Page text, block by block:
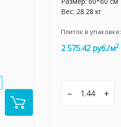
Вес: 28.28 кг
Плиток в упаковке:
2 575.42 руб./м2
– +